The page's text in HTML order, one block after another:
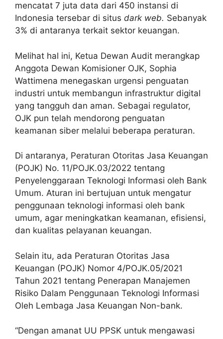
mencatat 7 juta data dari 450 instansi di
Indonesia tersebar di situs dark web. Sebanyak
3% di antaranya terkait sektor keuangan.
Melihat hal ini, Ketua Dewan Audit merangkap
Anggota Dewan Komisioner OJK, Sophia
Wattimena menegaskan urgensi penguatan
industri untuk membangun infrastruktur digital
yang tangguh dan aman. Sebagai regulator,
OJK pun telah mendorong penguatan
keamanan siber melalui beberapa peraturan.
Di antaranya, Peraturan Otoritas Jasa Keuangan
(POJK) No. 11/POJK.03/2022 tentang
Penyelenggaraan Teknologi Informasi oleh Bank
Umum. Aturan ini bertujuan untuk mengatur
penggunaan teknologi informasi oleh bank
umum, agar meningkatkan keamanan, efisiensi,
dan kualitas pelayanan keuangan.
Selain itu, ada Peraturan Otoritas Jasa
Keuangan (POJK) Nomor 4/POJK.05/2021
Tahun 2021 tentang Penerapan Manajemen
Risiko Dalam Penggunaan Teknologi Informasi
Oleh Lembaga Jasa Keuangan Non-bank.
“Dengan amanat UU PPSK untuk mengawasi